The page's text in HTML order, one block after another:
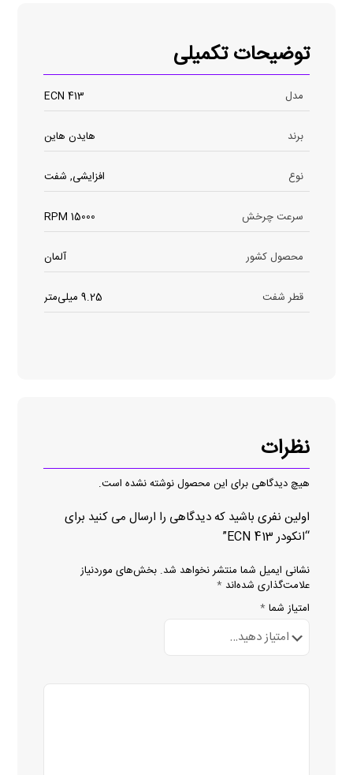
توضیحات تکمیلی
مدل ECN 413
برند هایدن هاین
نوع افزایشی, شفت
سرعت چرخش 15000 RPM
محصول کشور آلمان
قطر شفت 9.25 میلی‌متر
نظرات
هیچ دیدگاهی برای این محصول نوشته نشده است.
اولین نفری باشید که دیدگاهی را ارسال می کنید برای
“انکودر ECN 413”
نشانی ایمیل شما منتشر نخواهد شد. بخش‌های موردنیاز
علامت‌گذاری شده‌اند *
امتیاز شما *